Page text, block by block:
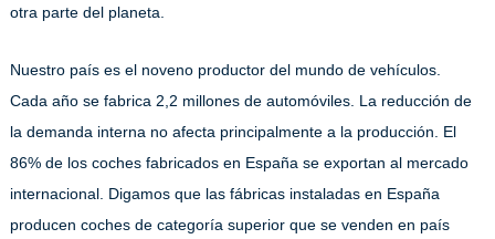
otra parte del planeta.
Nuestro país es el noveno productor del mundo de vehículos.
Cada año se fabrica 2,2 millones de automóviles. La reducción de
la demanda interna no afecta principalmente a la producción. El
86% de los coches fabricados en España se exportan al mercado
internacional. Digamos que las fábricas instaladas en España
producen coches de categoría superior que se venden en país